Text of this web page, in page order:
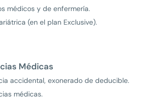
médicos y de enfermería.
(en el plan Exclusive).
Médicas
accidental, exonerado de deducible.
médicas.